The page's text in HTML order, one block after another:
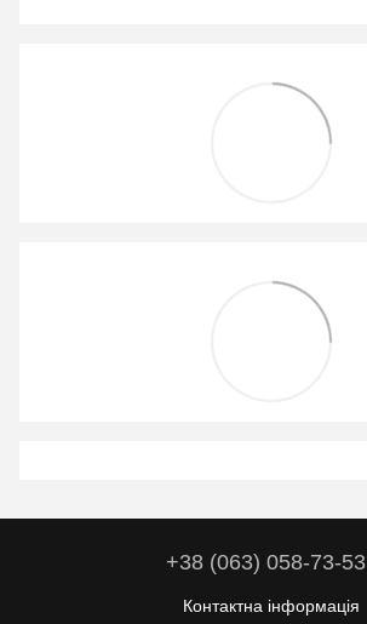
+38 (063) 058-73-53
Контактна інформація